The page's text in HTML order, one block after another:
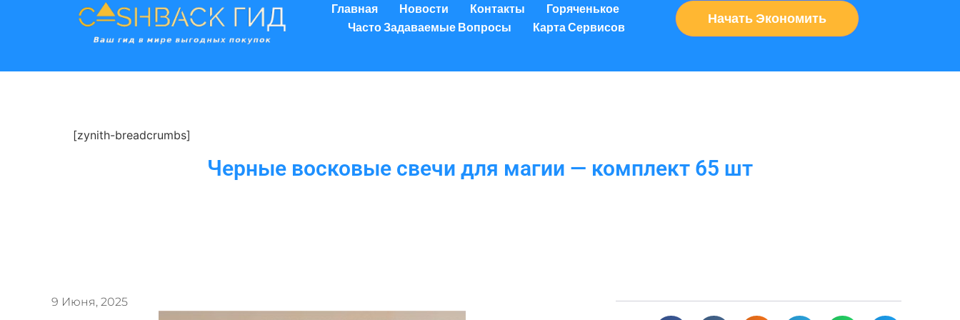
Главная Новости Контакты
Горяченькое
Часто Задаваемые Вопросы
Карта Сервисов
Начать Экономить
[zynith-breadcrumbs]
Черные восковые свечи для магии — комплект 65 шт
9 Июня, 2025